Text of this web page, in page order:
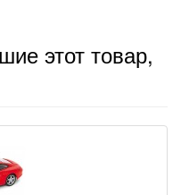
этот товар,